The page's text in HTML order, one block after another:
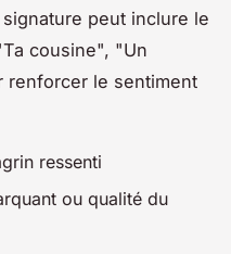
peut inclure le
cousine", "Un
renforcer le sentiment
ressenti
ou qualité du